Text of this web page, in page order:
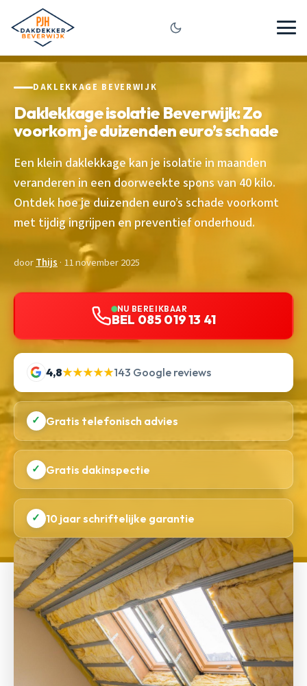
DAKLEKKAGE BEVERWIJK
Daklekkage isolatie Beverwijk: Zo
voorkom je duizenden euro’s schade
Een klein daklekkage kan je isolatie in maanden
veranderen in een doorweekte spons van 40 kilo.
Ontdek hoe je duizenden euro’s schade voorkomt
met tijdig ingrijpen en preventief onderhoud.
doorThijs · 11 november 2025
NU BEREIKBAAR
BEL 085 019 13 41
4,8★★★★★143 Google reviews
✓ Gratis telefonisch advies
✓ Gratis dakinspectie
✓ 10 jaar schriftelijke garantie